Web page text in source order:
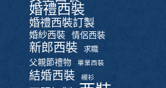
婚禮西裝
婚禮西裝訂製
婚紗西裝 情侶西裝
新郎西裝 求職
父親節禮物 畢業西裝
結婚西裝 襯衫